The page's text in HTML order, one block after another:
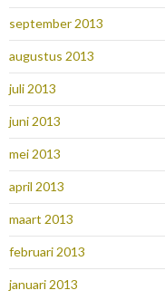
september 2013
augustus 2013
juli 2013
juni 2013
mei 2013
april 2013
maart 2013
februari 2013
januari 2013